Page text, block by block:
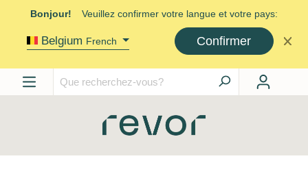
Bonjour! Veuillez confirmer votre langue et votre pays:
Belgium French Confirmer